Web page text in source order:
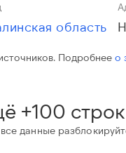
область
Подробнеео
+100
данные